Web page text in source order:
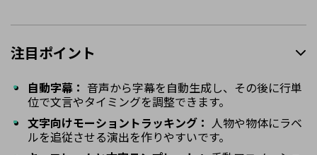
注目ポイント
自動字幕： 音声から字幕を自動生成し、その後に行単
位で文言やタイミングを調整できます。
文字向けモーショントラッキング： 人物や物体にラベ
ルを追従させる演出を作りやすいです。